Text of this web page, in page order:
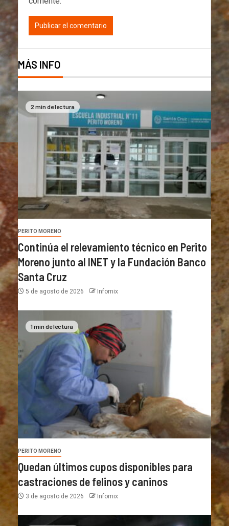
MÁS INFO
2 min de lectura
PERITO MORENO
Continúa el relevamiento técnico en Perito
Moreno junto al INET y la Fundación Banco
Santa Cruz
5 de agosto de 2026 Infomix
1 min de lectura
PERITO MORENO
Quedan últimos cupos disponibles para
castraciones de felinos y caninos
3 de agosto de 2026 Infomix